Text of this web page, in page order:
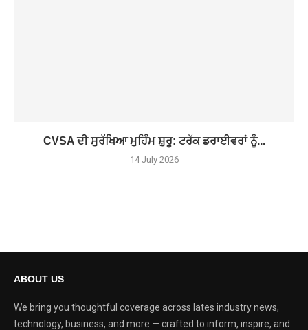
CVSA ਦੀ ਸੁਰੱਖਿਆ ਮੁਹਿੰਮ ਸ਼ੁਰੂ: ਟਰੱਕ ਡਰਾਈਵਰਾਂ ਨੂੰ...
14 July 2026
ABOUT US
We bring you thoughtful coverage across lates industry news,
technology, business, and more — crafted to inform, inspire, and